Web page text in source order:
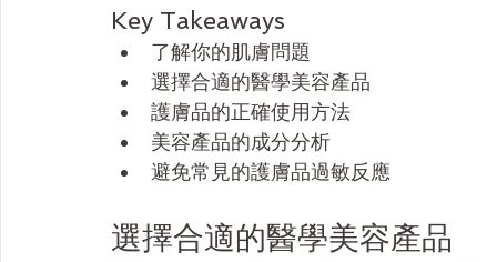
Key Takeaways
了解你的肌膚問題
選擇合適的醫學美容產品
護膚品的正確使用方法
美容產品的成分分析
避免常見的護膚品過敏反應
選擇合適的醫學美容產品